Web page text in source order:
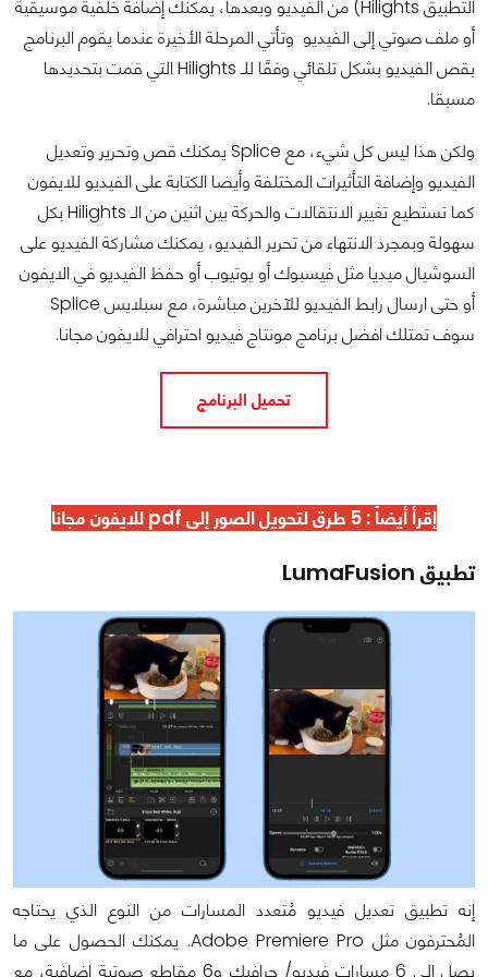
التطبيق Hilights) من الفيديو وبعدها، يمكنك إضافة خلفية موسيقية
أو ملف صوتي إلى الفيديو وتأتي المرحلة الأخيرة عندما يقوم البرنامج
بقص الفيديو بشكل تلقائي وفقًا للـ Hilights التي قمت بتحديدها
مسبقا.
ولكن هذا ليس كل شيء، مع Splice يمكنك قص وتحرير وتعديل
الفيديو وإضافة التأثيرات المختلفة وأيضا الكتابة على الفيديو للايفون
كما تستطيع تغيير الانتقالات والحركة بين اثنين من الـ Hilights بكل
سهولة وبمجرد الانتهاء من تحرير الفيديو، يمكنك مشاركة الفيديو على
السوشيال ميديا مثل فيسبوك أو يوتيوب أو حفظ الفيديو في الايفون
أو حتى ارسال رابط الفيديو للآخرين مباشرة، مع سبلايس Splice
سوف تمتلك افضل برنامج مونتاج فيديو احترافي للايفون مجانا.
تحميل البرنامج
إقرأ أيضاً : 5 طرق لتحويل الصور إلى pdf للايفون مجانا
تطبيق LumaFusion
إنه تطبيق تعديل فيديو مُتعدد المسارات من النوع الذي يحتاجه
المُحترفون مثل Adobe Premiere Pro. يمكنك الحصول على ما
يصل إلى 6 مسارات فيديو/ جرافيك و6 مقاطع صوتية إضافية، مع